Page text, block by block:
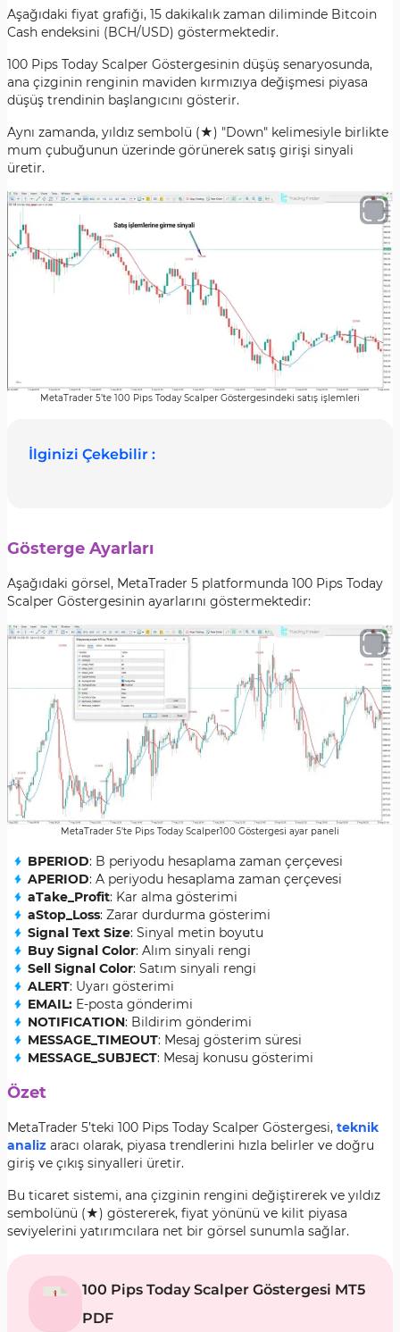
Aşağıdaki fiyat grafiği, 15 dakikalık zaman diliminde Bitcoin
Cash endeksini (BCH/USD) göstermektedir.
100 Pips Today Scalper Göstergesinin düşüş senaryosunda,
ana çizginin renginin maviden kırmızıya değişmesi piyasa
düşüş trendinin başlangıcını gösterir.
Aynı zamanda, yıldız sembolü (★) "Down" kelimesiyle birlikte
mum çubuğunun üzerinde görünerek satış girişi sinyali
üretir.
MetaTrader 5’te 100 Pips Today Scalper Göstergesindeki satış işlemleri
İlginizi Çekebilir :
Gösterge Ayarları
Aşağıdaki görsel, MetaTrader 5 platformunda 100 Pips Today
Scalper Göstergesinin ayarlarını göstermektedir:
MetaTrader 5’te Pips Today Scalper100 Göstergesi ayar paneli
BPERIOD: B periyodu hesaplama zaman çerçevesi
APERIOD: A periyodu hesaplama zaman çerçevesi
aTake_Profit: Kar alma gösterimi
aStop_Loss: Zarar durdurma gösterimi
Signal Text Size: Sinyal metin boyutu
Buy Signal Color: Alım sinyali rengi
Sell Signal Color: Satım sinyali rengi
ALERT: Uyarı gösterimi
EMAIL: E-posta gönderimi
NOTIFICATION: Bildirim gönderimi
MESSAGE_TIMEOUT: Mesaj gösterim süresi
MESSAGE_SUBJECT: Mesaj konusu gösterimi
Özet
MetaTrader 5’teki 100 Pips Today Scalper Göstergesi, teknik
analiz aracı olarak, piyasa trendlerini hızla belirler ve doğru
giriş ve çıkış sinyalleri üretir.
Bu ticaret sistemi, ana çizginin rengini değiştirerek ve yıldız
sembolünü (★) göstererek, fiyat yönünü ve kilit piyasa
seviyelerini yatırımcılara net bir görsel sunumla sağlar.
100 Pips Today Scalper Göstergesi MT5
PDF